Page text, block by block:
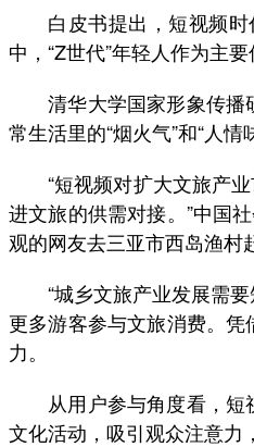
白皮书提出，短视频时
中，“Z世代”年轻人作为主
清华大学国家形象传播研
常生活里的“烟火气”和“人
“短视频对扩大文旅产业
进文旅的供需对接。”中国
观的网友去三亚市西岛渔村
“城乡文旅产业发展需要
更多游客参与文旅消费。
力。
从用户参与角度看，短视
文化活动，吸引观众注意力